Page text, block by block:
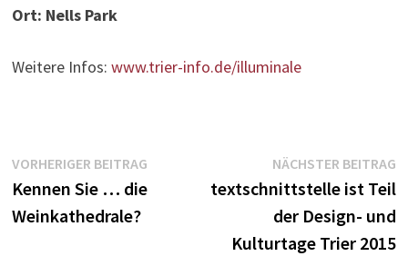
Ort: Nells Park
Weitere Infos: www.trier-info.de/illuminale
Beitragsnavigation
VORHERIGER BEITRAGVorheriger
Beitrag:
Kennen Sie … die
Weinkathedrale?
NÄCHSTER BEITRAG
textschnittstelle ist Teil
der Design- und
Kulturtage Trier 2015